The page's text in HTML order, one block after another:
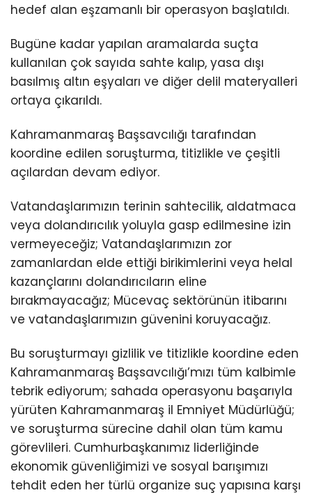
hedef alan eşzamanlı bir operasyon başlatıldı.
Bugüne kadar yapılan aramalarda suçta
kullanılan çok sayıda sahte kalıp, yasa dışı
basılmış altın eşyaları ve diğer delil materyalleri
ortaya çıkarıldı.
Kahramanmaraş Başsavcılığı tarafından
koordine edilen soruşturma, titizlikle ve çeşitli
açılardan devam ediyor.
Vatandaşlarımızın terinin sahtecilik, aldatmaca
veya dolandırıcılık yoluyla gasp edilmesine izin
vermeyeceğiz; Vatandaşlarımızın zor
zamanlardan elde ettiği birikimlerini veya helal
kazançlarını dolandırıcıların eline
bırakmayacağız; Mücevaç sektörünün itibarını
ve vatandaşlarımızın güvenini koruyacağız.
Bu soruşturmayı gizlilik ve titizlikle koordine eden
Kahramanmaraş Başsavcılığı’mızı tüm kalbimle
tebrik ediyorum; sahada operasyonu başarıyla
yürüten Kahramanmaraş il Emniyet Müdürlüğü;
ve soruşturma sürecine dahil olan tüm kamu
görevlileri. Cumhurbaşkanımız liderliğinde
ekonomik güvenliğimizi ve sosyal barışımızı
tehdit eden her türlü organize suç yapısına karşı